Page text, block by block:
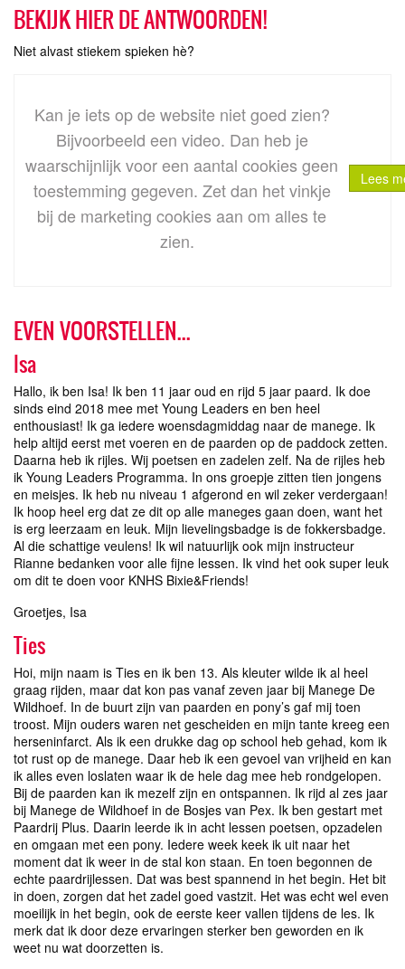
BEKIJK HIER DE ANTWOORDEN!
Niet alvast stiekem spieken hè?
Kan je iets op de website niet goed zien?
Bijvoorbeeld een video. Dan heb je
waarschijnlijk voor een aantal cookies geen
toestemming gegeven. Zet dan het vinkje
bij de marketing cookies aan om alles te
zien.
Lees
EVEN VOORSTELLEN...
Isa
Hallo, ik ben Isa! Ik ben 11 jaar oud en rijd 5 jaar paard. Ik doe
sinds eind 2018 mee met Young Leaders en ben heel
enthousiast! Ik ga iedere woensdagmiddag naar de manege. Ik
help altijd eerst met voeren en de paarden op de paddock zetten.
Daarna heb ik rijles. Wij poetsen en zadelen zelf. Na de rijles heb
ik Young Leaders Programma. In ons groepje zitten tien jongens
en meisjes. Ik heb nu niveau 1 afgerond en wil zeker verdergaan!
Ik hoop heel erg dat ze dit op alle maneges gaan doen, want het
is erg leerzaam en leuk. Mijn lievelingsbadge is de fokkersbadge.
Al die schattige veulens! Ik wil natuurlijk ook mijn instructeur
Rianne bedanken voor alle fijne lessen. Ik vind het ook super leuk
om dit te doen voor KNHS Bixie&Friends!
Groetjes, Isa
Ties
Hoi, mijn naam is Ties en ik ben 13. Als kleuter wilde ik al heel
graag rijden, maar dat kon pas vanaf zeven jaar bij Manege De
Wildhoef. In de buurt zijn van paarden en pony’s gaf mij toen
troost. Mijn ouders waren net gescheiden en mijn tante kreeg een
herseninfarct. Als ik een drukke dag op school heb gehad, kom ik
tot rust op de manege. Daar heb ik een gevoel van vrijheid en kan
ik alles even loslaten waar ik de hele dag mee heb rondgelopen.
Bij de paarden kan ik mezelf zijn en ontspannen. Ik rijd al zes jaar
bij Manege de Wildhoef in de Bosjes van Pex. Ik ben gestart met
Paardrij Plus. Daarin leerde ik in acht lessen poetsen, opzadelen
en omgaan met een pony. Iedere week keek ik uit naar het
moment dat ik weer in de stal kon staan. En toen begonnen de
echte paardrijlessen. Dat was best spannend in het begin. Het bit
in doen, zorgen dat het zadel goed vastzit. Het was echt wel even
moeilijk in het begin, ook de eerste keer vallen tijdens de les. Ik
merk dat ik door deze ervaringen sterker ben geworden en ik
weet nu wat doorzetten is.